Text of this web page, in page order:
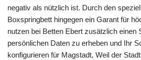
negativ als nützlich ist. Durch den
Boxspringbett hingegen ein Garant für
nutzen bei Betten Ebert zusätzlich einen
persönlichen Daten zu erheben und Ihr
konfigurieren für Magstadt, Weil der